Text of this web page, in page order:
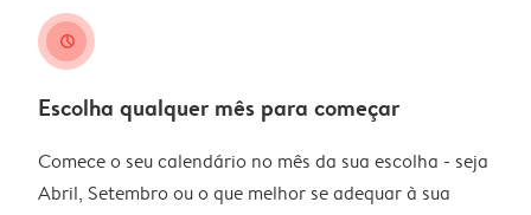
clock
Escolha qualquer mês para começar
Comece o seu calendário no mês da sua escolha - seja
Abril, Setembro ou o que melhor se adequar à sua